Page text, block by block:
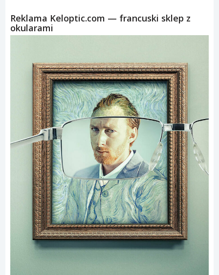
Reklama Keloptic.com — francuski sklep z
okularami